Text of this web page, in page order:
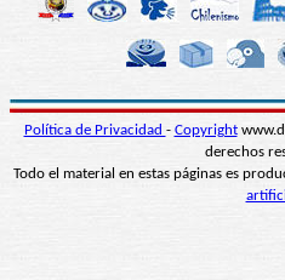
Política de Privacidad - Copyright
derechos
Todo el material en estas páginas es